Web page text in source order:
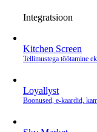
Integratsioon
Kitchen Screen
Tellimustega töötamine
Loyallyst
Boonused, e‑kaardid,